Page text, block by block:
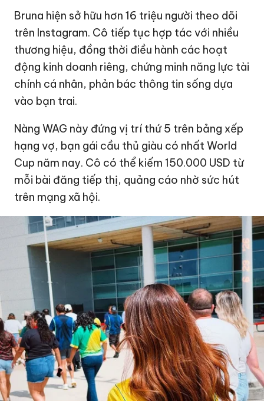
Bruna hiện sở hữu hơn 16 triệu người theo dõi
trên Instagram. Cô tiếp tục hợp tác với nhiều
thương hiệu, đồng thời điều hành các hoạt
động kinh doanh riêng, chứng minh năng lực tài
chính cá nhân, phản bác thông tin sống dựa
vào bạn trai.
Nàng WAG này đứng vị trí thứ 5 trên bảng xếp
hạng vợ, bạn gái cầu thủ giàu có nhất World
Cup năm nay. Cô có thể kiếm150.000 USD từ
mỗi bài đăng tiếp thị, quảng cáo nhờ sức hút
trên mạng xã hội.